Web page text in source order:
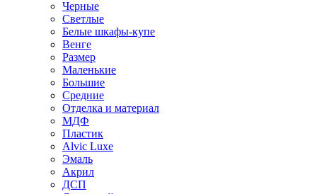
Черные
Светлые
Белые шкафы-купе
Венге
Размер
Маленькие
Большие
Средние
Отделка и материал
МДФ
Пластик
Alvic Luxe
Эмаль
Акрил
ДСП